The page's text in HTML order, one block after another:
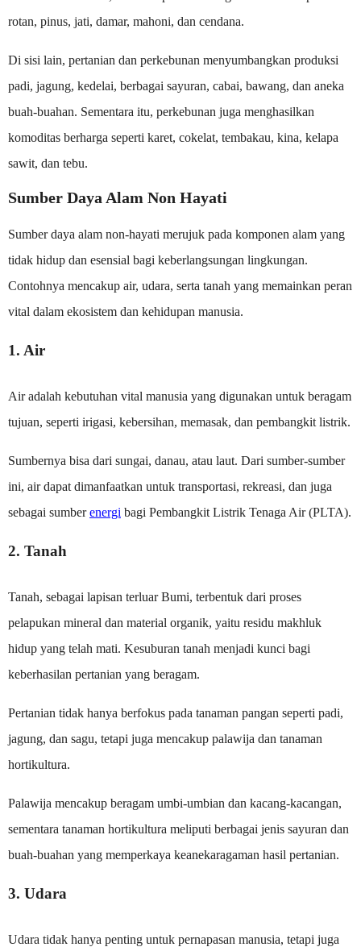
rotan, pinus, jati, damar, mahoni, dan cendana.
Di sisi lain, pertanian dan perkebunan menyumbangkan produksi
padi, jagung, kedelai, berbagai sayuran, cabai, bawang, dan aneka
buah-buahan. Sementara itu, perkebunan juga menghasilkan
komoditas berharga seperti karet, cokelat, tembakau, kina, kelapa
sawit, dan tebu.
Sumber Daya Alam Non Hayati
Sumber daya alam non-hayati merujuk pada komponen alam yang
tidak hidup dan esensial bagi keberlangsungan lingkungan.
Contohnya mencakup air, udara, serta tanah yang memainkan peran
vital dalam ekosistem dan kehidupan manusia.
1. Air
Air adalah kebutuhan vital manusia yang digunakan untuk beragam
tujuan, seperti irigasi, kebersihan, memasak, dan pembangkit listrik.
Sumbernya bisa dari sungai, danau, atau laut. Dari sumber-sumber
ini, air dapat dimanfaatkan untuk transportasi, rekreasi, dan juga
sebagai sumberenergi bagi Pembangkit Listrik Tenaga Air (PLTA).
2. Tanah
Tanah, sebagai lapisan terluar Bumi, terbentuk dari proses
pelapukan mineral dan material organik, yaitu residu makhluk
hidup yang telah mati. Kesuburan tanah menjadi kunci bagi
keberhasilan pertanian yang beragam.
Pertanian tidak hanya berfokus pada tanaman pangan seperti padi,
jagung, dan sagu, tetapi juga mencakup palawija dan tanaman
hortikultura.
Palawija mencakup beragam umbi-umbian dan kacang-kacangan,
sementara tanaman hortikultura meliputi berbagai jenis sayuran dan
buah-buahan yang memperkaya keanekaragaman hasil pertanian.
3. Udara
Udara tidak hanya penting untuk pernapasan manusia, tetapi juga